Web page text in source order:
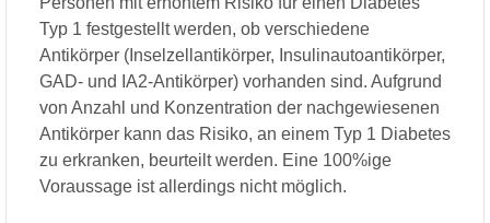
Typ 1 festgestellt werden, ob verschiedene
Antikörper (Inselzellantikörper, Insulinautoantikörper,
GAD- und IA2-Antikörper) vorhanden sind. Aufgrund
von Anzahl und Konzentration der nachgewiesenen
Antikörper kann das Risiko, an einem Typ 1 Diabetes
zu erkranken, beurteilt werden. Eine 100%ige
Voraussage ist allerdings nicht möglich.